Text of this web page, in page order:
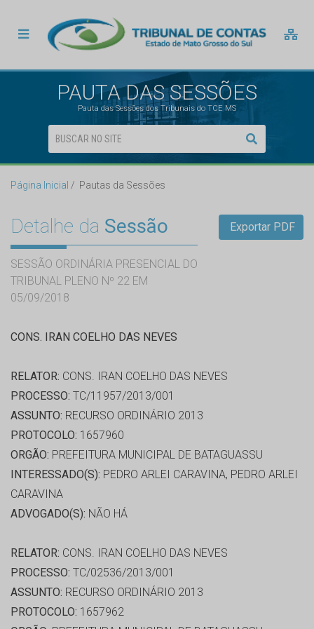
PAUTA DAS SESSÕES
Pauta das Sessões dos Tribunais do TCE MS
Página Inicial Pautas da Sessões
Detalhe da Sessão
SESSÃO ORDINÁRIA PRESENCIAL DO
TRIBUNAL PLENO Nº 22 EM
05/09/2018
Exportar PDF
CONS. IRAN COELHO DAS NEVES
RELATOR: CONS. IRAN COELHO DAS NEVES
PROCESSO: TC/11957/2013/001
ASSUNTO: RECURSO ORDINÁRIO 2013
PROTOCOLO: 1657960
ORGÃO: PREFEITURA MUNICIPAL DE BATAGUASSU
INTERESSADO(S): PEDRO ARLEI CARAVINA, PEDRO ARLEI
CARAVINA
ADVOGADO(S): NÃO HÁ
RELATOR: CONS. IRAN COELHO DAS NEVES
PROCESSO: TC/02536/2013/001
ASSUNTO: RECURSO ORDINÁRIO 2013
PROTOCOLO: 1657962